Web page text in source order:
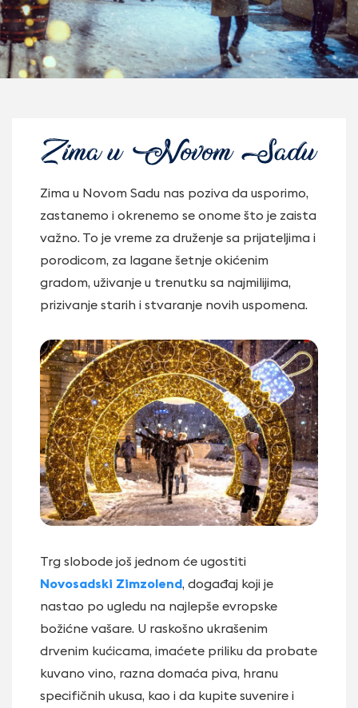
Zima u Novom Sadu nas poziva da usporimo,
zastanemo i okrenemo se onome što je zaista
važno. To je vreme za druženje sa prijateljima i
porodicom, za lagane šetnje okićenim
gradom, uživanje u trenutku sa najmilijima,
prizivanje starih i stvaranje novih uspomena.
Trg slobode još jednom će ugostiti
Novosadski Zimzolend, događaj koji je
nastao po ugledu na najlepše evropske
božićne vašare. U raskošno ukrašenim
drvenim kućicama, imaćete priliku da probate
kuvano vino, razna domaća piva, hranu
specifičnih ukusa, kao i da kupite suvenire i